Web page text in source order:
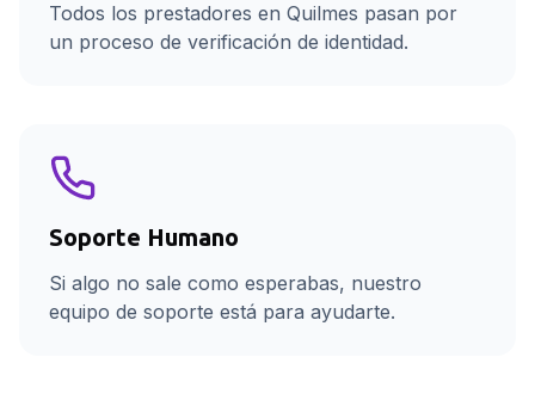
Todos los prestadores en Quilmes pasan por
un proceso de verificación de identidad.
Soporte Humano
Si algo no sale como esperabas, nuestro
equipo de soporte está para ayudarte.